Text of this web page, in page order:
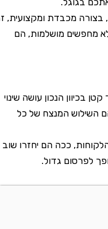
מכבדת ומקצועית, זה
מושלמות, הם
הנכון עושה שינוי
השילוש המנצח של כל
ככה הם יחזרו שוב
לפרסום גדול.